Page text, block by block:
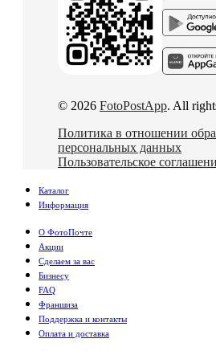
© 2026 FotoPostApp. All
Политика в отношении
персональных данных
Пользовательское
Каталог
Информация
О ФотоПочте
Акции
Сделаем за вас
Бизнесу
FAQ
Франшиза
Поддержка и контакты
Оплата и доставка